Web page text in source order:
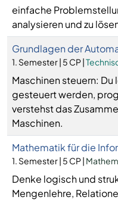
einfache
analysieren und zu
Grundlagen der
1. Semester | 5 CP |
Maschinen steuern:
gesteuert werden,
verstehst das
Maschinen.
Mathematik für die
1. Semester | 5 CP |
Denke logisch und
Mengenlehre,